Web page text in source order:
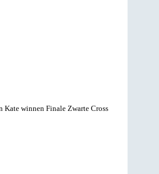
winnen Finale Zwarte Cross